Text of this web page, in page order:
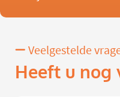
Veelgestelde
Heeft u nog